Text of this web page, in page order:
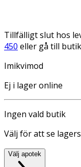
Tillfälligt slut hos
450 eller gå till
Imikvimod
Ej i lager online
Ingen vald butik
Välj för att se
Välj apotek